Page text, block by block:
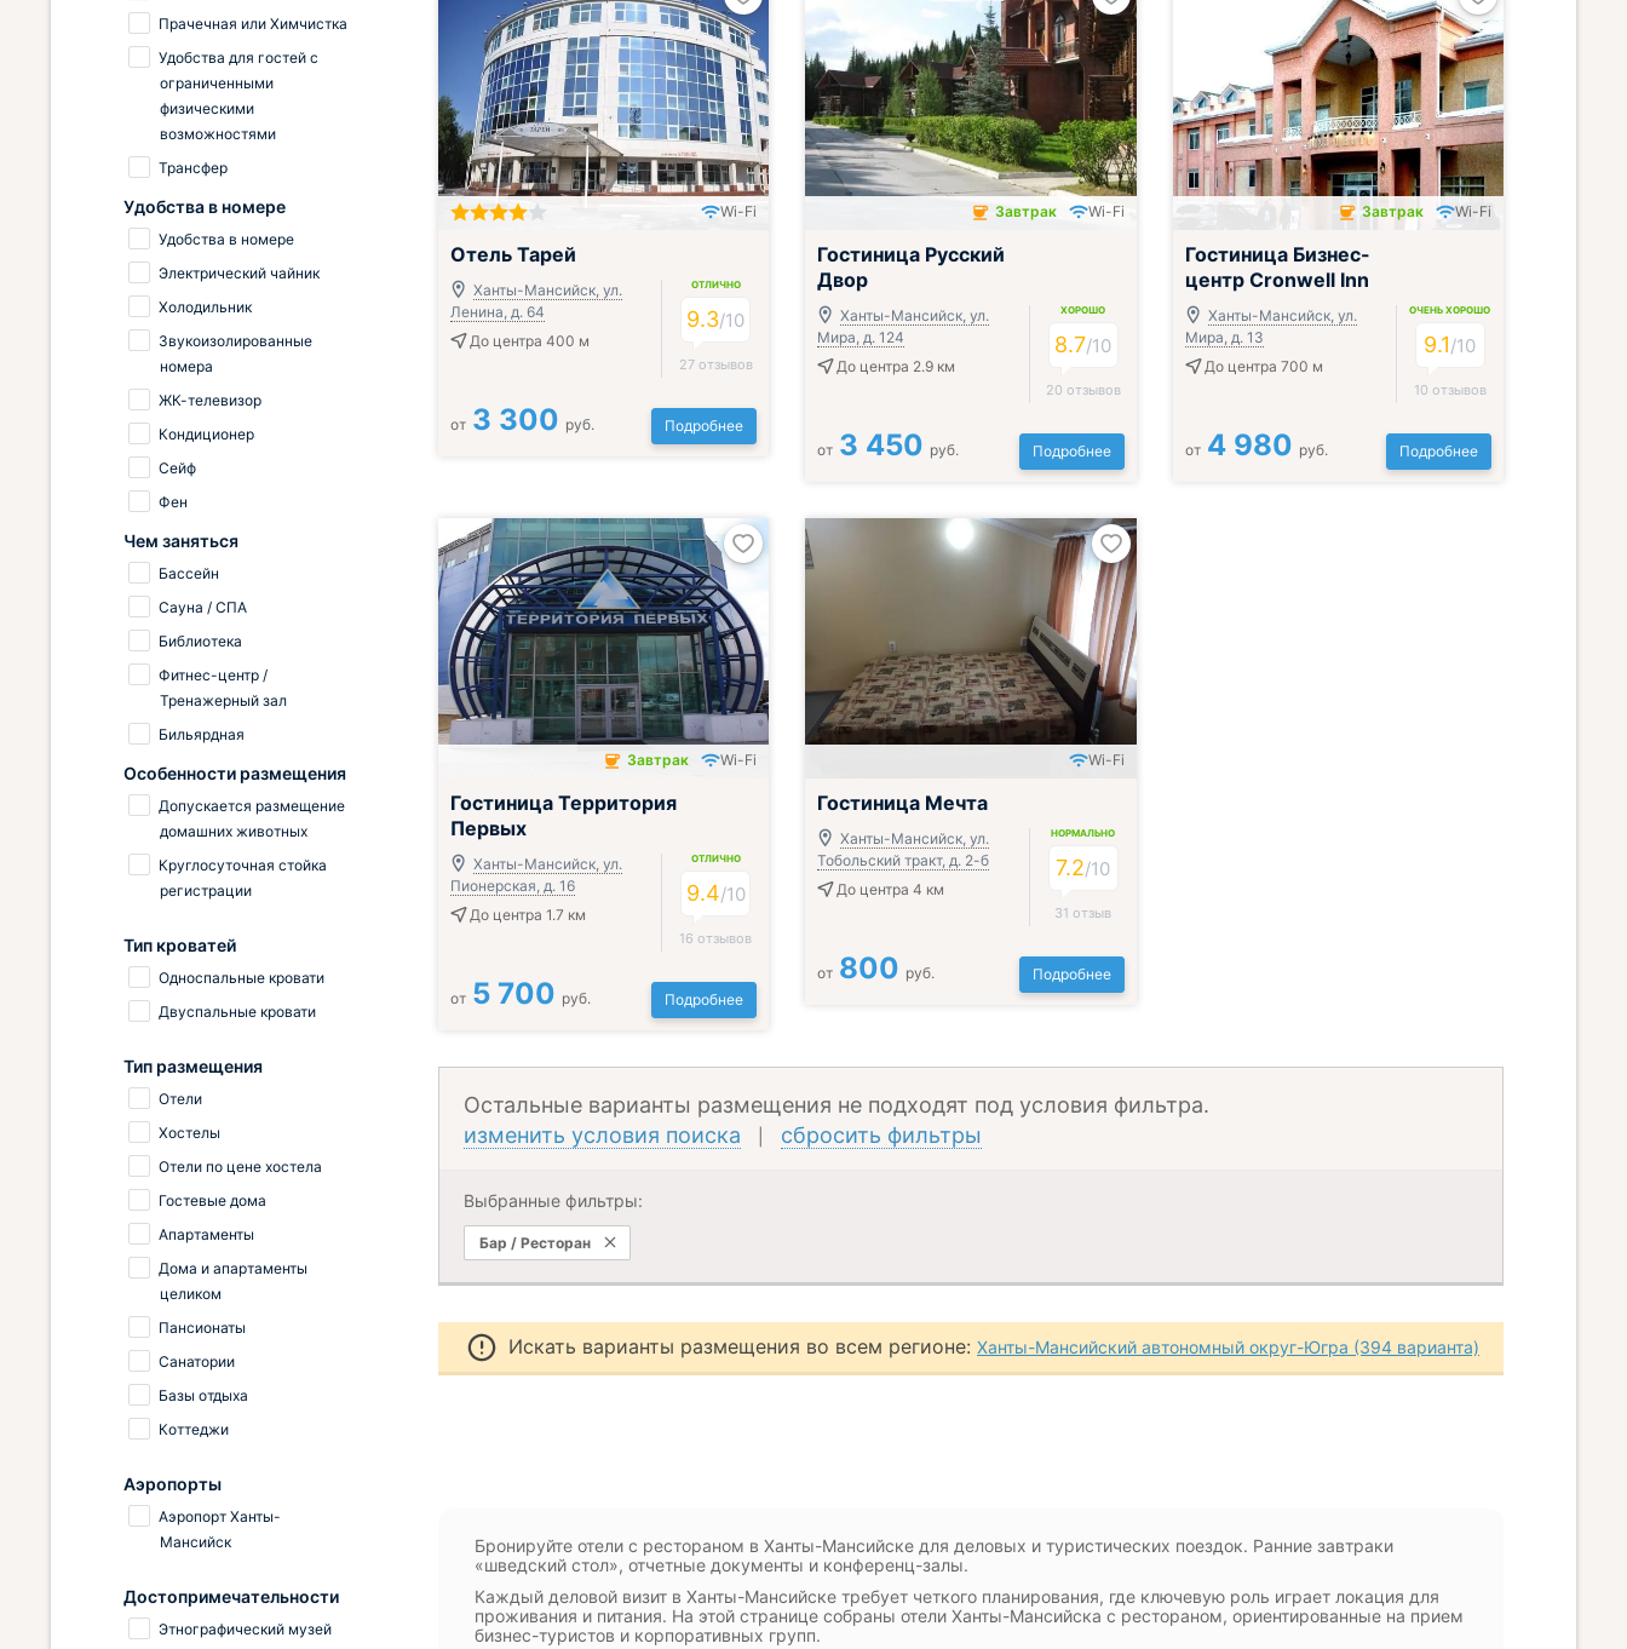
Включён завтрак, обед и ужин
Wi-Fi
Отель Тарей
Ханты-Мансийск, ул.
Ленина, д. 64
До центра 400 м
ОТЛИЧНО
9.3/10
27 отзывов
от 3 300 руб. Подробнее
Завтрак включён
Завтрак Wi-Fi
Гостиница Русский
Двор
Ханты-Мансийск, ул.
Мира, д. 124
До центра 2.9 км
ХОРОШО
8.7/10
20 отзывов
от 3 450 руб. Подробнее
Завтрак включён
Завтрак Wi-Fi
Гостиница Бизнес-
центр Cronwell Inn
Ханты-Мансийск, ул.
Мира, д. 13
До центра 700 м
ОЧЕНЬ ХОРОШО
9.1/10
10 отзывов
от 4 980 руб. Подробнее
Завтрак включён
Завтрак Wi-Fi
Гостиница Территория
Первых
Ханты-Мансийск, ул.
Пионерская, д. 16
До центра 1.7 км
ОТЛИЧНО
9.4/10
16 отзывов
от 5 700 руб. Подробнее
Wi-Fi
Гостиница Мечта
Ханты-Мансийск, ул.
Тобольский тракт, д. 2-б
До центра 4 км
НОРМАЛЬНО
7.2/10
31 отзыв
от 800 руб. Подробнее
Остальные варианты размещения не подходят под условия фильтра.
изменить условия поиска
сбросить фильтры
Выбранные фильтры:
Бар / Ресторан
Искать варианты размещения во всем регионе: Ханты-Мансийский автономный округ-Югра (394 варианта)
Бронируйте отели с рестораном в Ханты-Мансийске для деловых и туристических поездок. Ранние завтраки
«шведский стол», отчетные документы и конференц-залы.
Каждый деловой визит в Ханты-Мансийске требует четкого планирования, где ключевую роль играет локация для
проживания и питания. На этой странице собраны отели Ханты-Мансийска с рестораном, ориентированные на прием
бизнес-туристов и корпоративных групп.
Прачечная или Химчистка
Удобства для гостей с
ограниченными
физическими
возможностями
Трансфер
Удобства в номере
Удобства в номере
Электрический чайник
Холодильник
Звукоизолированные
номера
ЖК-телевизор
Кондиционер
Сейф
Фен
Чем заняться
Бассейн
Сауна / СПА
Библиотека
Фитнес-центр /
Тренажерный зал
Бильярдная
Особенности размещения
Допускается размещение
домашних животных
Круглосуточная стойка
регистрации
Тип кроватей
Односпальные кровати
Двуспальные кровати
Тип размещения
Отели
Хостелы
Отели по цене хостела
Гостевые дома
Апартаменты
Дома и апартаменты
целиком
Пансионаты
Санатории
Базы отдыха
Коттеджи
Аэропорты
Аэропорт Ханты-
Мансийск
Достопримечательности
Этнографический музей